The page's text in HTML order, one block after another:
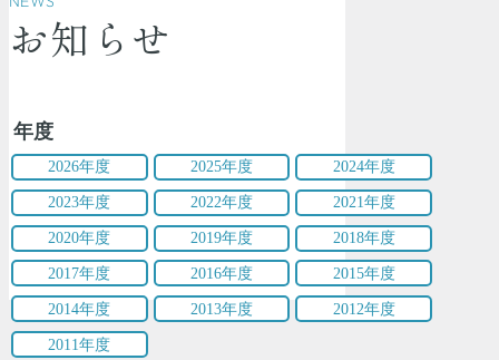
お知らせ
年度
2026年度 2025年度 2024年度
2023年度 2022年度 2021年度
2020年度 2019年度 2018年度
2017年度 2016年度 2015年度
2014年度 2013年度 2012年度
2011年度